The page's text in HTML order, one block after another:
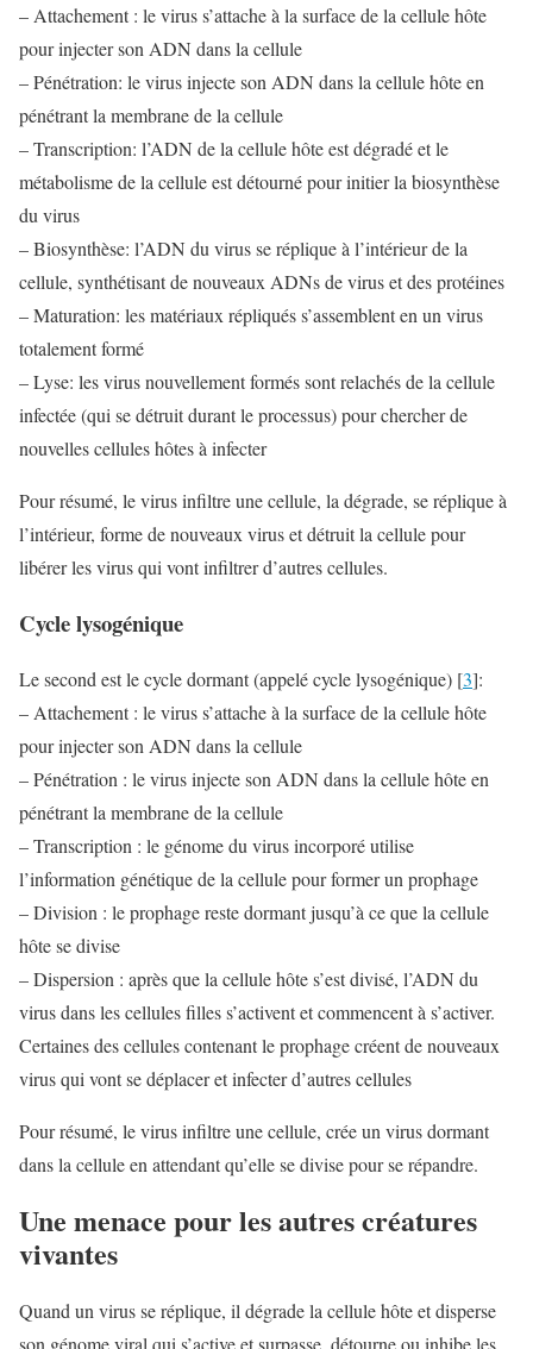
– Attachement : le virus s’attache à la surface de la cellule hôte
pour injecter son ADN dans la cellule
– Pénétration: le virus injecte son ADN dans la cellule hôte en
pénétrant la membrane de la cellule
– Transcription: l’ADN de la cellule hôte est dégradé et le
métabolisme de la cellule est détourné pour initier la biosynthèse
du virus
– Biosynthèse: l’ADN du virus se réplique à l’intérieur de la
cellule, synthétisant de nouveaux ADNs de virus et des protéines
– Maturation: les matériaux répliqués s’assemblent en un virus
totalement formé
– Lyse: les virus nouvellement formés sont relachés de la cellule
infectée (qui se détruit durant le processus) pour chercher de
nouvelles cellules hôtes à infecter
Pour résumé, le virus infiltre une cellule, la dégrade, se réplique à
l’intérieur, forme de nouveaux virus et détruit la cellule pour
libérer les virus qui vont infiltrer d’autres cellules.
Cycle lysogénique
Le second est le cycle dormant (appelé cycle lysogénique) [3]:
– Attachement : le virus s’attache à la surface de la cellule hôte
pour injecter son ADN dans la cellule
– Pénétration : le virus injecte son ADN dans la cellule hôte en
pénétrant la membrane de la cellule
– Transcription : le génome du virus incorporé utilise
l’information génétique de la cellule pour former un prophage
– Division : le prophage reste dormant jusqu’à ce que la cellule
hôte se divise
– Dispersion : après que la cellule hôte s’est divisé, l’ADN du
virus dans les cellules filles s’activent et commencent à s’activer.
Certaines des cellules contenant le prophage créent de nouveaux
virus qui vont se déplacer et infecter d’autres cellules
Pour résumé, le virus infiltre une cellule, crée un virus dormant
dans la cellule en attendant qu’elle se divise pour se répandre.
Une menace pour les autres créatures
vivantes
Quand un virus se réplique, il dégrade la cellule hôte et disperse